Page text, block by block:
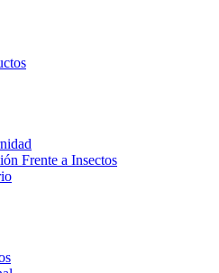
Frente a Insectos